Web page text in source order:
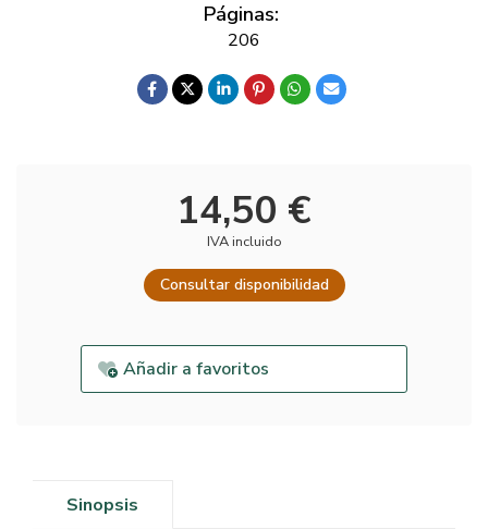
Páginas:
206
14,50 €
IVA incluido
Consultar disponibilidad
Añadir a favoritos
Sinopsis